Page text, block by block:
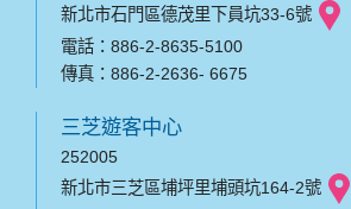
新北市石門區德茂里下員坑33-6號
電話：886-2-8635-5100
傳真：886-2-2636- 6675
三芝遊客中心
252005
新北市三芝區埔坪里埔頭坑164-2號